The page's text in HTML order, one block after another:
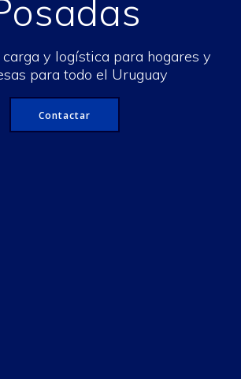
y logística para hogares y
para todo el Uruguay
Contactar